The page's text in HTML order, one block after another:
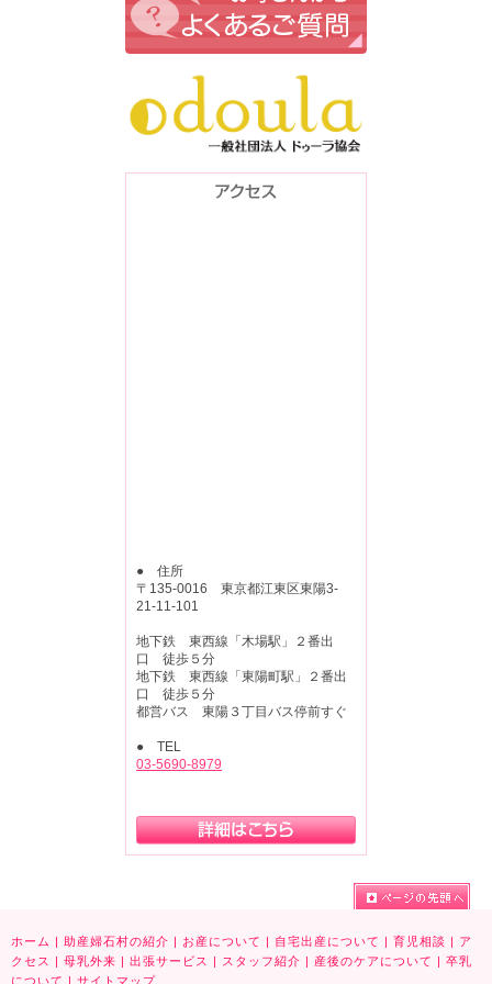
● 住所
〒135-0016 東京都江東区東陽3-
21-11-101
地下鉄 東西線「木場駅」２番出
口 徒歩５分
地下鉄 東西線「東陽町駅」２番出
口 徒歩５分
都営バス 東陽３丁目バス停前すぐ
● TEL
03-5690-8979
ホーム | 助産婦石村の紹介 | お産について | 自宅出産について | 育児相談 | ア
クセス
| 母乳外来 | 出張サービス | スタッフ紹介 | 産後のケアについて | 卒乳
について | サイトマップ